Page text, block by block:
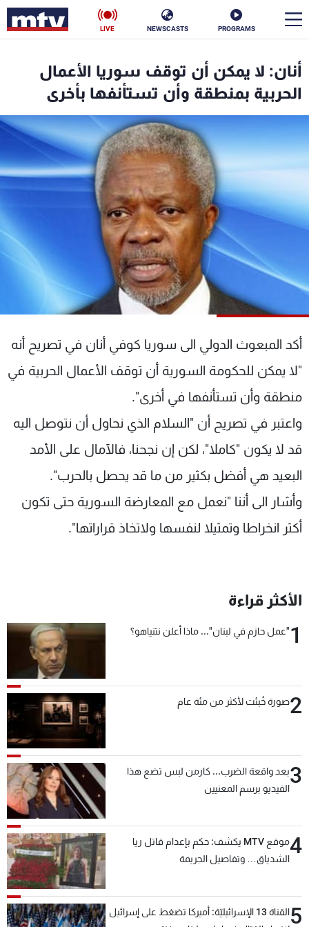
PROGRAMS
NEWSCASTS
LIVE
أنان: لا يمكن أن توقف سوريا الأعمال
الحربية بمنطقة وأن تستأنفها بأخرى
أكد المبعوث الدولي الى سوريا كوفي أنان في تصريح أنه
"لا يمكن للحكومة السورية أن توقف الأعمال الحربية في
منطقة وأن تستأنفها في أخرى".
واعتبر في تصريح أن "السلام الذي نحاول أن نتوصل اليه
قد لا يكون "كاملا"، لكن إن نجحنا، فالآمال على الأمد
البعيد هي أفضل بكثير من ما قد يحصل بالحرب".
وأشار الى أننا "نعمل مع المعارضة السورية حتى تكون
أكثر انخراطا وتمثيلا لنفسها ولاتخاذ قراراتها".
الأكثر قراءة
1"عمل حازم في لبنان"... ماذا أعلن نتنياهو؟
2صورة خُبئت لأكثر من مئة عام
3بعد واقعة الضرب... كارمن لبس تضع هذا
الفيديو برسم المعنيين
4
موقع MTV يكشف: حكم بإعدام قاتل ريا
الشدياق… وتفاصيل الجريمة
5
القناة 13 الإسرائيليّة: أميركا تضغط على إسرائيل
en
الأخبار
ناس
إقتصاد فن
منوعات رياضة
كأس العالم
البرامج
جدول البرامج
الترددات
الإنـتـاج
لاعلاناتكم
وظائف
تواصل معنا
شروط الإسـتخدام
سياسة الخصوصية